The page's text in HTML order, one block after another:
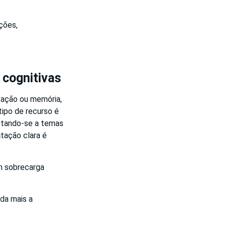
cognitivas
ou memória,
de recurso é
se a temas
clara é
sobrecarga
mais a